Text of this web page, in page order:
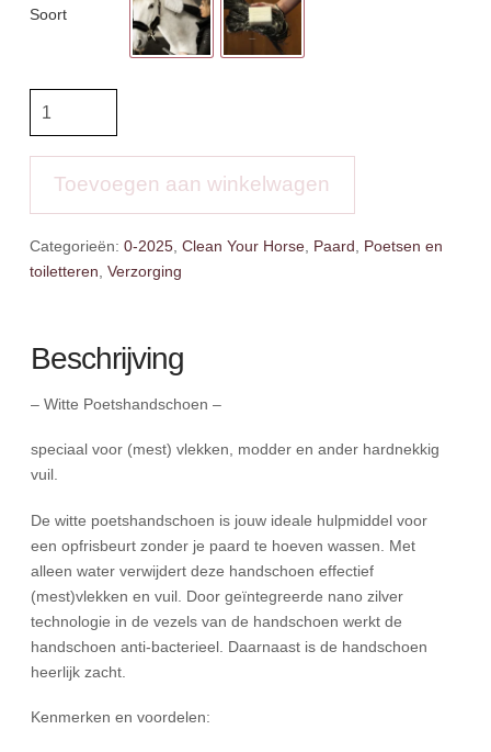
Soort
aantalToevoegen aan winkelwagen
Categorieën: 0-2025, Clean Your Horse, Paard
Poetsen en
toiletteren Verzorging
Beschrijving
– Witte Poetshandschoen –
speciaal voor (mest) vlekken, modder en ander hardnekkig
vuil.
De witte poetshandschoen is jouw ideale hulpmiddel voor
een opfrisbeurt zonder je paard te hoeven wassen. Met
alleen water verwijdert deze handschoen effectief
(mest)vlekken en vuil. Door geïntegreerde nano zilver
technologie in de vezels van de handschoen werkt de
handschoen anti-bacterieel. Daarnaast is de handschoen
heerlijk zacht.
Kenmerken en voordelen: